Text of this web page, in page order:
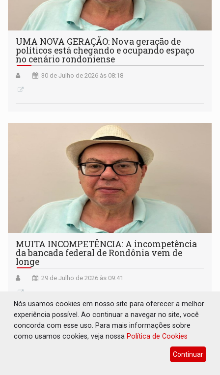
UMA NOVA GERAÇÃO: Nova geração de
políticos está chegando e ocupando espaço
no cenário rondoniense
30 de Julho de 2026 às 08:18
MUITA INCOMPETÊNCIA: A incompetência
da bancada federal de Rondônia vem de
longe
29 de Julho de 2026 às 09:41
Nós usamos cookies em nosso site para oferecer a melhor
experiência possível. Ao continuar a navegar no site, você
concorda com esse uso. Para mais informações sobre
como usamos cookies, veja nossa Política de Cookies
Continuar